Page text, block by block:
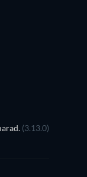
(3.13.0)